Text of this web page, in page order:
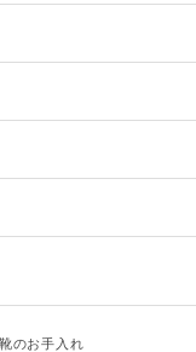
靴のお手入れ